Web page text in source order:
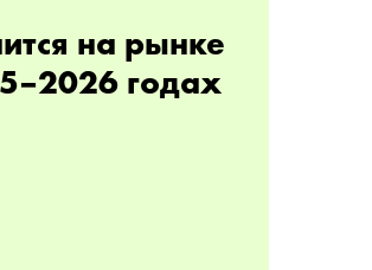
на рынке
годах